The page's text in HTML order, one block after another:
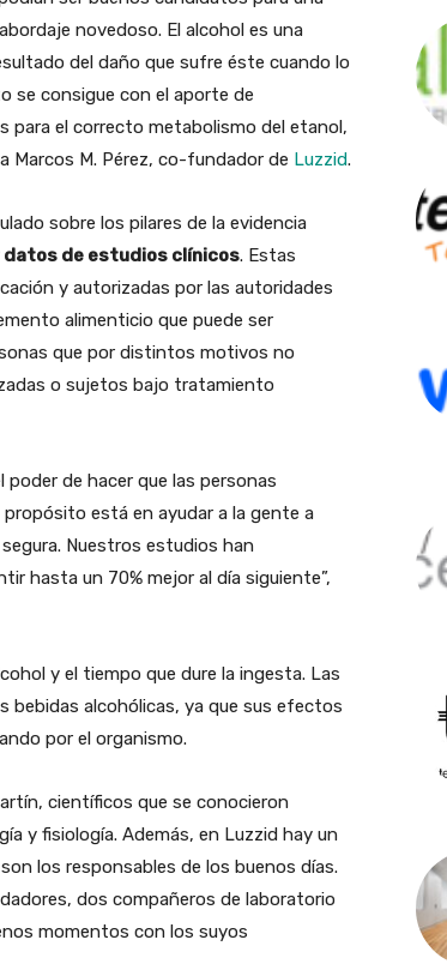
novedoso. El alcohol es una
del daño que sufre éste cuando lo
se consigue con el aporte de
para el correcto metabolismo del etanol,
Marcos M. Pérez, co-fundador de Luzzid.
sobre los pilares de la evidencia
de estudios clínicos. Estas
y autorizadas por las autoridades
alimenticio que puede ser
que por distintos motivos no
o sujetos bajo tratamiento
de hacer que las personas
está en ayudar a la gente a
Nuestros estudios han
hasta un 70% mejor al día siguiente”,
y el tiempo que dure la ingesta. Las
bebidas alcohólicas, ya que sus efectos
por el organismo.
científicos que se conocieron
y fisiología. Además, en Luzzid hay un
los responsables de los buenos días.
dos compañeros de laboratorio
momentos con los suyos